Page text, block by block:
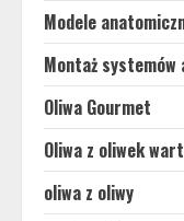
Modele
Montaż systemów
Oliwa Gourmet
Oliwa z oliwek
oliwa z oliwy